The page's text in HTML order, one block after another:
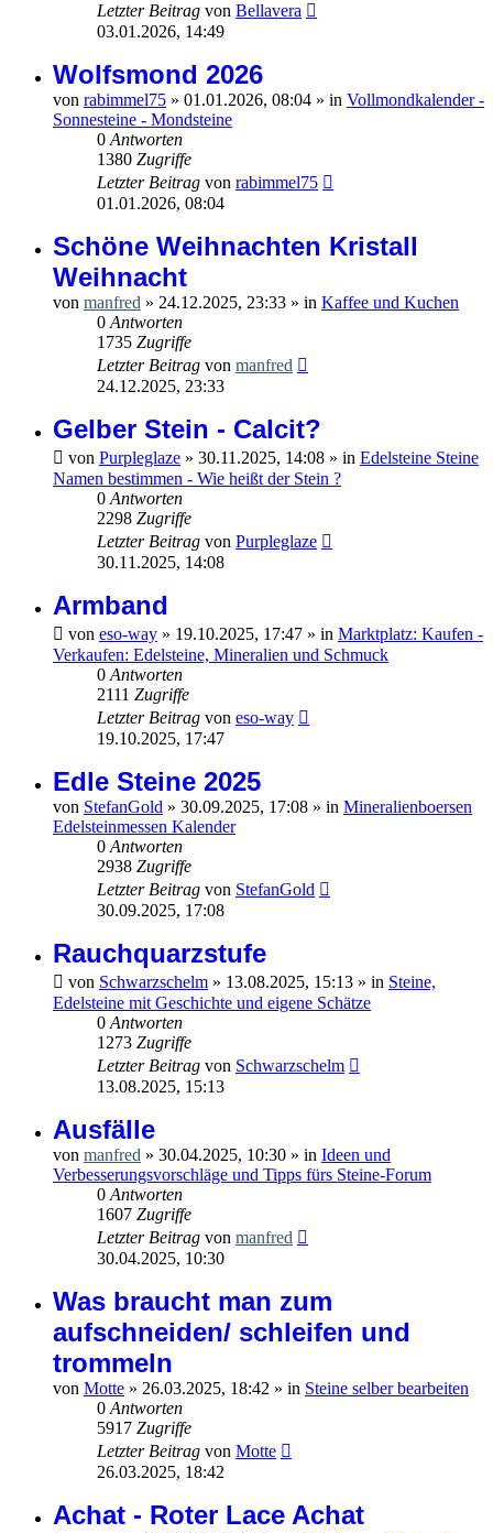
Letzter Beitrag von Bellavera
03.01.2026, 14:49
Wolfsmond 2026
von rabimmel75 » 01.01.2026, 08:04 » in Vollmondkalender -
Sonnesteine - Mondsteine
0 Antworten
1380 Zugriffe
Letzter Beitrag von rabimmel75
01.01.2026, 08:04
Schöne Weihnachten Kristall
Weihnacht
von manfred » 24.12.2025, 23:33 » in Kaffee und Kuchen
0 Antworten
1735 Zugriffe
Letzter Beitrag von manfred
24.12.2025, 23:33
Gelber Stein - Calcit?
von Purpleglaze » 30.11.2025, 14:08 » in Edelsteine Steine
Namen bestimmen - Wie heißt der Stein ?
0 Antworten
2298 Zugriffe
Letzter Beitrag von Purpleglaze
30.11.2025, 14:08
Armband
von eso-way » 19.10.2025, 17:47 » in Marktplatz: Kaufen -
Verkaufen: Edelsteine, Mineralien und Schmuck
0 Antworten
2111 Zugriffe
Letzter Beitrag von eso-way
19.10.2025, 17:47
Edle Steine 2025
von StefanGold » 30.09.2025, 17:08 » in Mineralienboersen
Edelsteinmessen Kalender
0 Antworten
2938 Zugriffe
Letzter Beitrag von StefanGold
30.09.2025, 17:08
Rauchquarzstufe
von Schwarzschelm » 13.08.2025, 15:13 » in Steine,
Edelsteine mit Geschichte und eigene Schätze
0 Antworten
1273 Zugriffe
Letzter Beitrag von Schwarzschelm
13.08.2025, 15:13
Ausfälle
von manfred » 30.04.2025, 10:30 » in Ideen und
Verbesserungsvorschläge und Tipps fürs Steine-Forum
0 Antworten
1607 Zugriffe
Letzter Beitrag von manfred
30.04.2025, 10:30
Was braucht man zum
aufschneiden/ schleifen und
trommeln
von Motte » 26.03.2025, 18:42 » in Steine selber bearbeiten
0 Antworten
5917 Zugriffe
Letzter Beitrag von Motte
26.03.2025, 18:42
Achat - Roter Lace Achat